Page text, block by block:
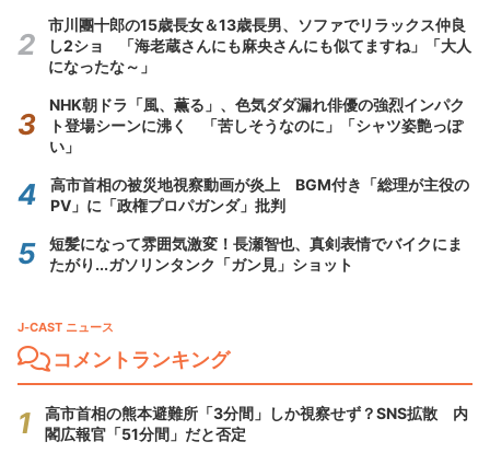
市川團十郎の15歳長女＆13歳長男、ソファでリラックス仲良
し2ショ 「海老蔵さんにも麻央さんにも似てますね」「大人
になったな～」
NHK朝ドラ「風、薫る」、色気ダダ漏れ俳優の強烈インパク
ト登場シーンに沸く 「苦しそうなのに」「シャツ姿艶っぽ
い」
高市首相の被災地視察動画が炎上 BGM付き「総理が主役の
PV」に「政権プロパガンダ」批判
短髪になって雰囲気激変！長瀬智也、真剣表情でバイクにま
たがり...ガソリンタンク「ガン見」ショット
J-CAST ニュース
コメントランキング
高市首相の熊本避難所「3分間」しか視察せず？SNS拡散 内
閣広報官「51分間」だと否定